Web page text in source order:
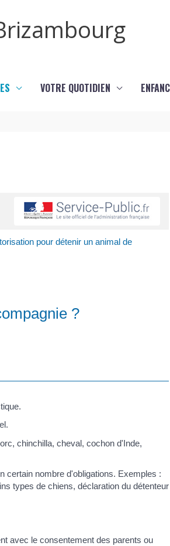
VOTRE QUOTIDIEN
pour détenir un animal de
?
chinchilla, cheval, cochon d'Inde,
certain nombre d'obligations. Exemples :
types de chiens, déclaration du détenteur
avec le consentement des parents ou